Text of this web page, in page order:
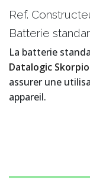
Ref.
Batterie
La batterie
Datalogic
assurer une
appareil.